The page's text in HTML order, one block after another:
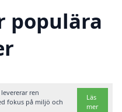
populära
ren
fokus på miljö och
Läs
mer